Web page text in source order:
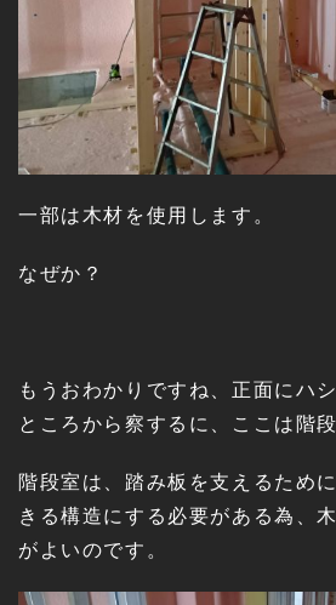
一部は木材を使用します。
なぜか？
もうおわかりですね、正面にハ
ところから察するに、ここは階段
階段室は、踏み板を支えるため
きる構造にする必要がある為、
がよいのです。